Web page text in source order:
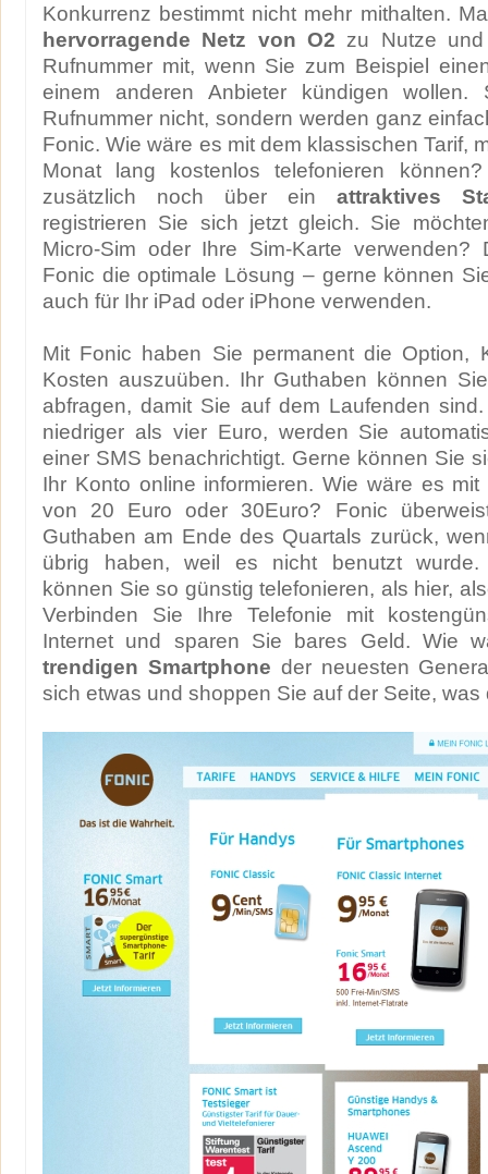
Konkurrenz bestimmt nicht mehr mithalten.
hervorragende Netz von O2 zu Nutze
Rufnummer mit, wenn Sie zum Beispiel
einem anderen Anbieter kündigen wollen.
Rufnummer nicht, sondern werden ganz
Fonic. Wie wäre es mit dem klassischen Tarif,
Monat lang kostenlos telefonieren
zusätzlich noch über ein attraktives
registrieren Sie sich jetzt gleich. Sie
Micro-Sim oder Ihre Sim-Karte verwenden?
Fonic die optimale Lösung – gerne können
auch für Ihr iPad oder iPhone verwenden.
Mit Fonic haben Sie permanent die Option,
Kosten auszuüben. Ihr Guthaben können
abfragen, damit Sie auf dem Laufenden
niedriger als vier Euro, werden Sie
einer SMS benachrichtigt. Gerne können Sie
Ihr Konto online informieren. Wie wäre es mit
von 20 Euro oder 30Euro? Fonic
Guthaben am Ende des Quartals zurück,
übrig haben, weil es nicht benutzt wurde.
können Sie so günstig telefonieren, als hier,
Verbinden Sie Ihre Telefonie mit
Internet und sparen Sie bares Geld. Wie
trendigen Smartphone der neuesten
sich etwas und shoppen Sie auf der Seite, was